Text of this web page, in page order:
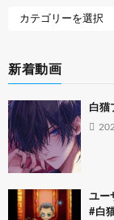
新着動画
白猫
ユー
#白